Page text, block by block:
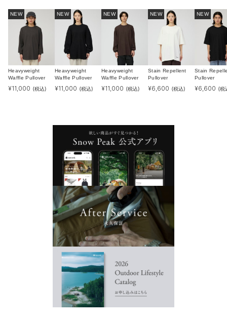
NEW
Heavyweight
Waffle Pullover
¥11,000 (税込)
NEW
Heavyweight
Waffle Pullover
¥11,000 (税込)
NEW
Heavyweight
Waffle Pullover
¥11,000 (税込)
NEW
Stain Repellent
Pullover
¥6,600 (税込)
NEW
Stain
Pullover
¥6,600 (税